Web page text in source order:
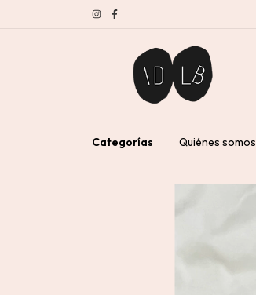
Categorías Quiénes somos